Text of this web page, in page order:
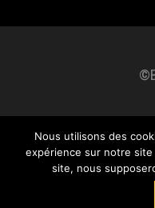
Be influent A propos
Nous utilisons des
expérience sur notre
site, nous